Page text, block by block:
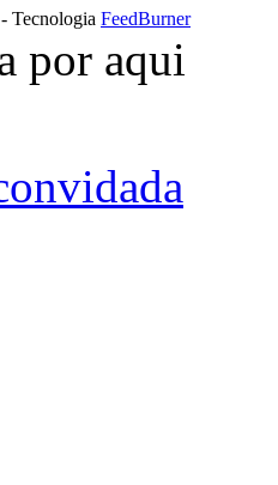
- Tecnologia FeedBurner
por aqui